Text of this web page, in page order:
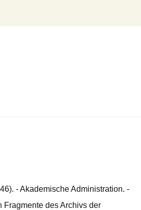
- Akademische Administration. -
des Archivs der